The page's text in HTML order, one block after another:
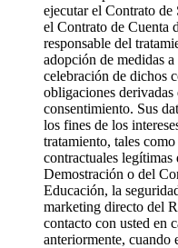
ejecutar el Contrato
el Contrato de Cuenta
responsable del
adopción de medidas
celebración de dichos
obligaciones
consentimiento. Sus
los fines de los
tratamiento, tales
contractuales
Demostración o del
Educación, la
marketing directo del
contacto con usted en
anteriormente, cuando